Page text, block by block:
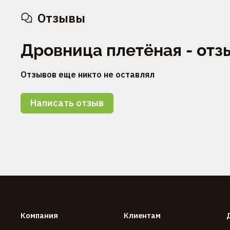
Отзывы
Дровница плетёная -
Отзывов еще никто не оставлял
Написать отзыв
Компания
Клиентам